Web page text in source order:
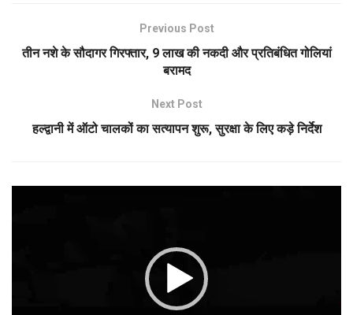
Previous Post
तीन नशे के सौदागर गिरफ्तार, 9 लाख की नकदी और प्रतिबंधित गोलियां
बरामद
Next Post
हल्द्वानी में ऑटो चालकों का सत्यापन शुरू, सुरक्षा के लिए कड़े निर्देश